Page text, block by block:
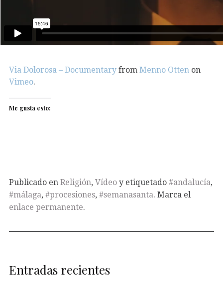
Via Dolorosa – Documentary from Menno Otten on
Vimeo.
Me gusta esto:
Publicado en Religión, Vídeo y etiquetado #andalucía,
#málaga, #procesiones, #semanasanta. Marca el
enlace permanente.
Entradas recientes